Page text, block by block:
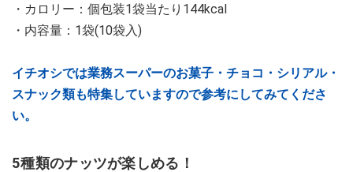
・カロリー：個包装1袋当たり144kcal
・内容量：1袋(10袋入)
イチオシでは業務スーパーのお菓子・チョコ・シリアル・
スナック類も特集していますので参考にしてみてくださ
い。
5種類のナッツが楽しめる！